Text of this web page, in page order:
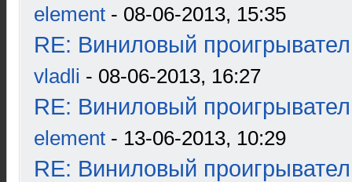
element - 08-06-2013, 15:35
RE: Виниловый
vladli - 08-06-2013, 16:27
RE: Виниловый
element - 13-06-2013, 10:29
RE: Виниловый